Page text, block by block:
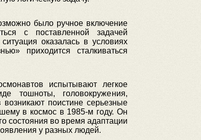
было ручное включение
с поставленной задачей
оказалась в условиях
приходится сталкиваться
испытывают легкое
тошноты, головокружения,
поистине серьезные
в космос в 1985-м году. Он
состояния во время адаптации
у разных людей.